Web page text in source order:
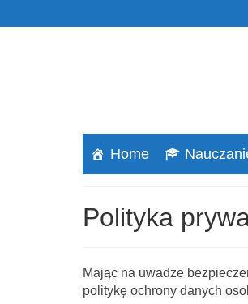
Home
Polityka
Mając na uwadze
politykę ochrony danych